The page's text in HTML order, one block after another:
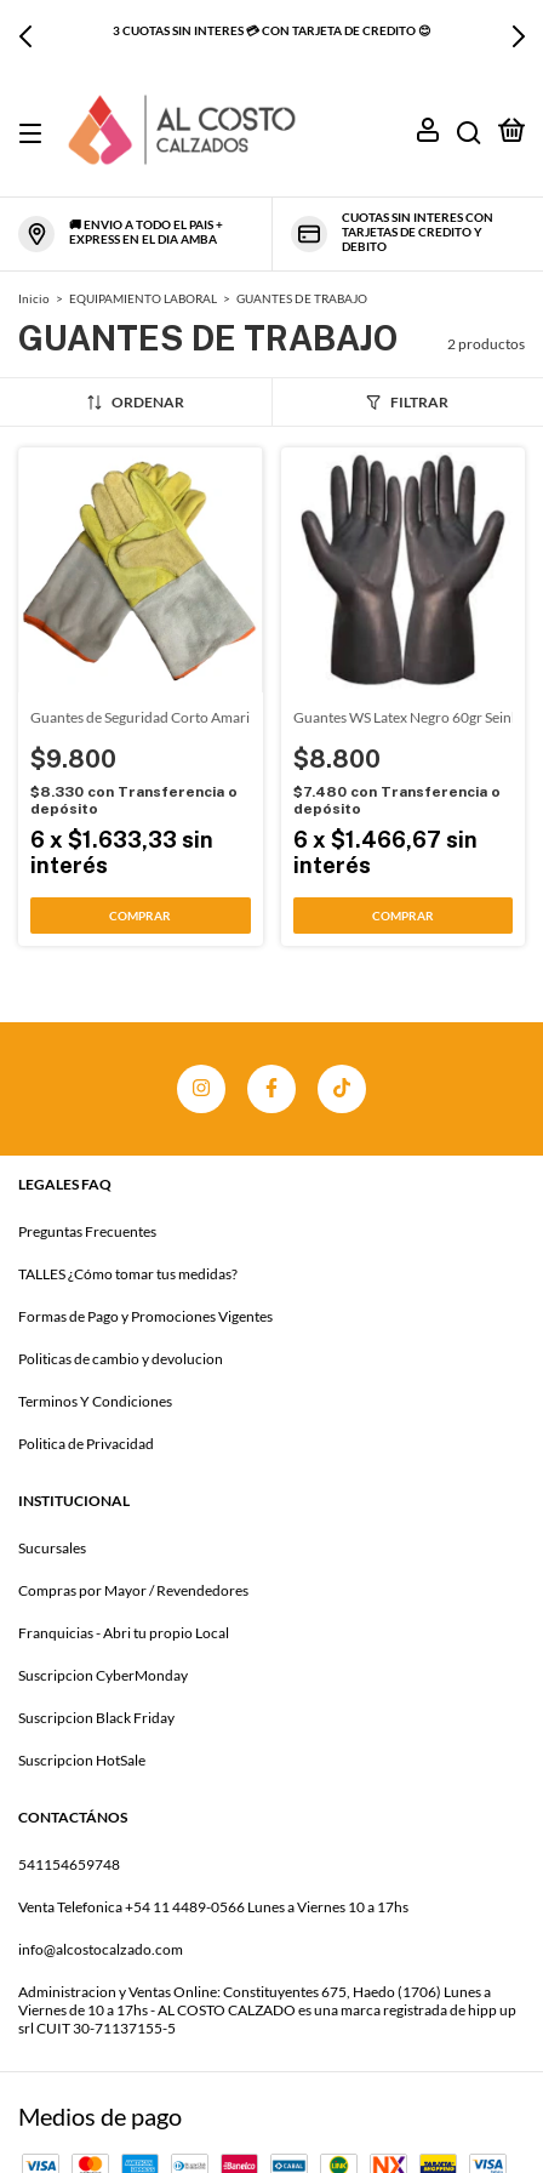
3 CUOTAS SIN INTERES 💳 CON TARJETA DE CREDITO 😊
🚚 ENVIO A TODO EL PAIS +
EXPRESS EN EL DIA AMBA
CUOTAS SIN INTERES CON
TARJETAS DE CREDITO Y
DEBITO
Inicio > EQUIPAMIENTO LABORAL > GUANTES DE TRABAJO
GUANTES DE TRABAJO 2 productos
ORDENAR FILTRAR
Guantes de Seguridad Corto Amarillo Seinko (GSC)
$9.800
$8.330 con Transferencia o
depósito
6 x $1.633,33 sin
interés
COMPRAR
Guantes WS Latex Negro 60gr Seinko
$8.800
$7.480 con Transferencia o
depósito
6 x $1.466,67 sin
interés
COMPRAR
LEGALES FAQ
Preguntas Frecuentes
TALLES ¿Cómo tomar tus medidas?
Formas de Pago y Promociones Vigentes
Politicas de cambio y devolucion
Terminos Y Condiciones
Politica de Privacidad
INSTITUCIONAL
Sucursales
Compras por Mayor / Revendedores
Franquicias - Abri tu propio Local
Suscripcion CyberMonday
Suscripcion Black Friday
Suscripcion HotSale
CONTACTÁNOS
541154659748
Venta Telefonica +54 11 4489-0566 Lunes a Viernes 10 a 17hs
info@alcostocalzado.com
Administracion y Ventas Online: Constituyentes 675, Haedo (1706) Lunes a
Viernes de 10 a 17hs - AL COSTO CALZADO es una marca registrada de hipp up
srl CUIT 30-71137155-5
Medios de pago